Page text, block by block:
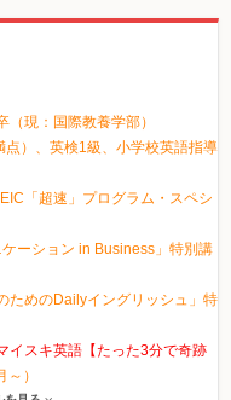
現：国際教養学部）
）、英検1級、小学校英語指導
「超速」プログラム・スペシ
ーション in Business」特別講
ためのDailyイングリッシュ」特
イスキ英語【たった3分で奇跡
～）